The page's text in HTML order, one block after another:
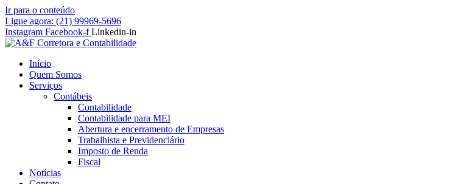
Ir para o conteúdo
Ligue agora: (21) 99969-5696
Instagram Facebook-f Linkedin-in
Início
Quem Somos
Serviços
Contábeis
Contabilidade
Contabilidade para MEI
Abertura e encerramento de Empresas
Trabalhista e Previdenciário
Imposto de Renda
Fiscal
Notícias